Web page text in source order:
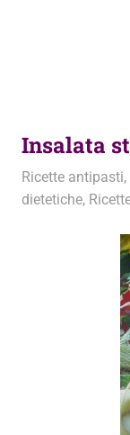
Insalata
28 Giugno 2012
admin
Ricette antipasti,
dietetiche,